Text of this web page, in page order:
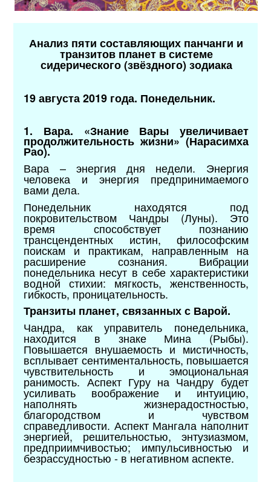
Анализ пяти составляющих панчанги и
транзитов планет в системе
сидерического (звёздного) зодиака
19 августа 2019 года. Понедельник.
1. Вара. «Знание Вары увеличивает
продолжительность жизни» (Нарасимха
Рао).
Вара – энергия дня недели. Энергия
человека и энергия предпринимаемого
вами дела.
Понедельник находятся под
покровительством Чандры (Луны). Это
время способствует познанию
трансцендентных истин, философским
поискам и практикам, направленным на
расширение сознания. Вибрации
понедельника несут в себе характеристики
водной стихии: мягкость, женственность,
гибкость, проницательность.
Транзиты планет, связанных с Варой.
Чандра, как управитель понедельника,
находится в знаке Мина (Рыбы).
Повышается внушаемость и мистичность,
всплывает сентиментальность, повышается
чувствительность и эмоциональная
ранимость. Аспект Гуру на Чандру будет
усиливать воображение и интуицию,
наполнять жизнерадостностью,
благородством и чувством
справедливости. Аспект Мангала наполнит
энергией, решительностью, энтузиазмом,
предприимчивостью; импульсивностью и
безрассудностью - в негативном аспекте.